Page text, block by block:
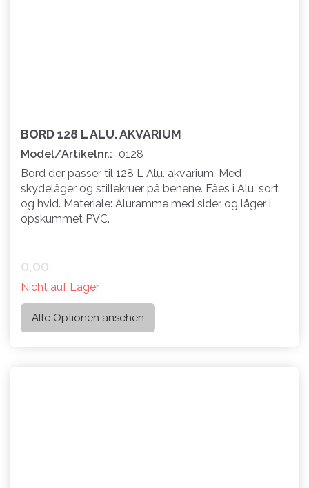
BORD 128 L ALU. AKVARIUM
Model/Artikelnr.: 0128
Bord der passer til 128 L Alu. akvarium. Med
skydelåger og stillekruer på benene. Fåes i Alu, sort
og hvid. Materiale: Aluramme med sider og låger i
opskummet PVC.
0,00
Nicht auf Lager
Alle Optionen ansehen